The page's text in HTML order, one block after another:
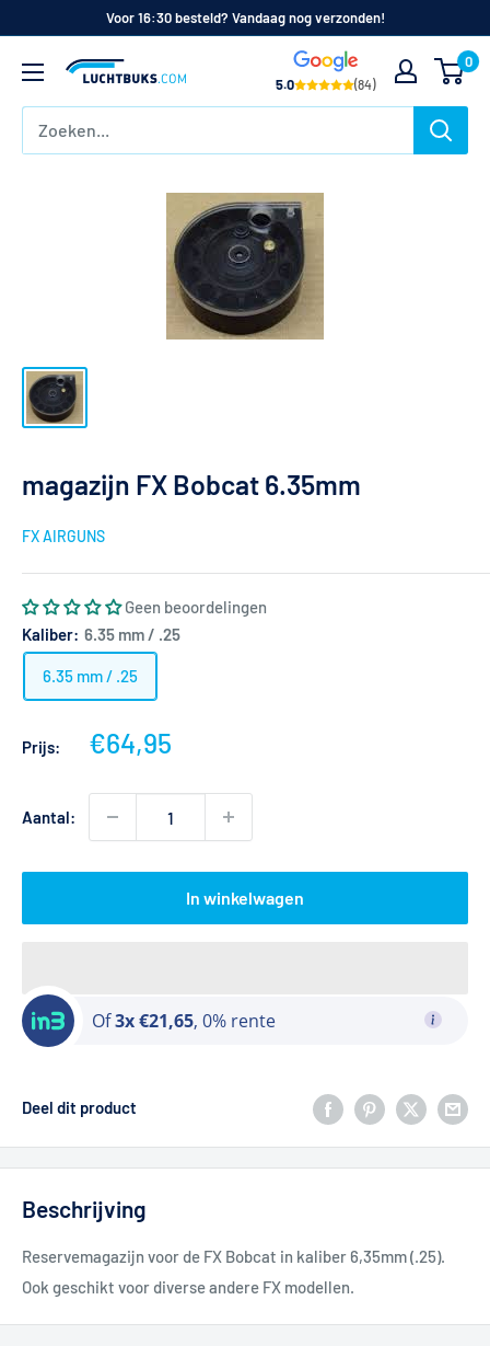
inhoud
Voor 16:30 besteld? Vandaag nog verzonden!
Luchtbuks.com
5.0 (84)
0
magazijn FX Bobcat 6.35mm
FX AIRGUNS
Geen beoordelingen
Kaliber: 6.35 mm / .25
6.35 mm / .25
Prijs: Actieprijs
€64,95
Aantal:
In winkelwagen
Of3x €21,65, 0% rente
Deel dit product
Beschrijving
Reservemagazijn voor de FX Bobcat in kaliber 6,35mm (.25).
Ook geschikt voor diverse andere FX modellen.